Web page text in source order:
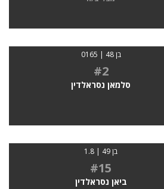
בן 48 | 0165
#2
סלמאן נסראלדין
בן 49 | 1.8
#15
ביאן נסראלדין